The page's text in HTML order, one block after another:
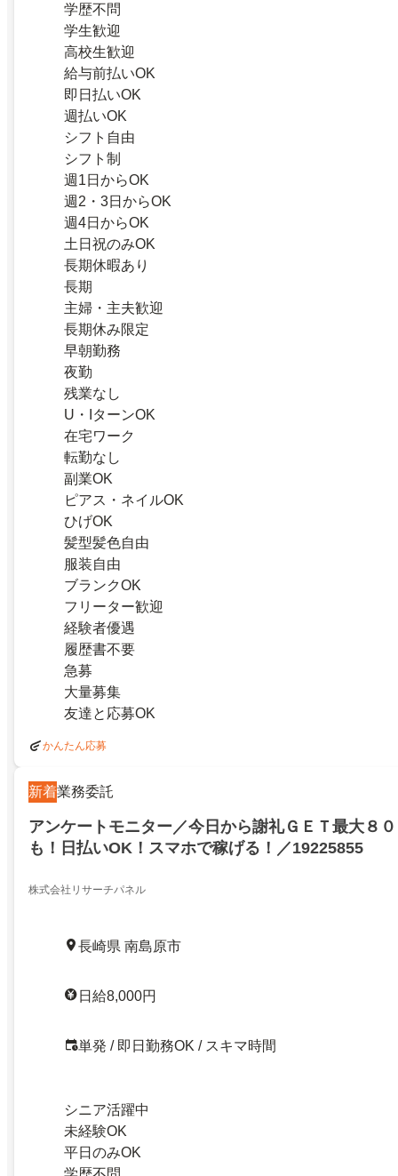
学歴不問
学生歓迎
高校生歓迎
給与前払いOK
即日払いOK
週払いOK
シフト自由
シフト制
週1日からOK
週2・3日からOK
週4日からOK
土日祝のみOK
長期休暇あり
長期
主婦・主夫歓迎
長期休み限定
早朝勤務
夜勤
残業なし
U・IターンOK
在宅ワーク
転勤なし
副業OK
ピアス・ネイルOK
ひげOK
髪型髪色自由
服装自由
ブランクOK
フリーター歓迎
経験者優遇
履歴書不要
急募
大量募集
友達と応募OK
かんたん応募
新着業務委託
アンケートモニター／今日から謝礼ＧＥＴ最大８
も！日払いOK！スマホで稼げる！／19225855
株式会社リサーチパネル
長崎県 南島原市
日給8,000円
単発 / 即日勤務OK / スキマ時間
シニア活躍中
未経験OK
平日のみOK